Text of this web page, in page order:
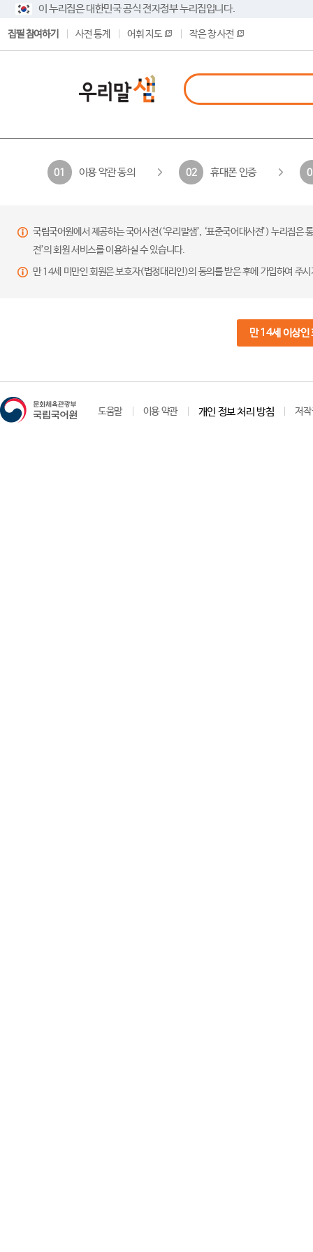
이 누리집은 대한민국 공식 전자정부 누리집입니다.
집필 참여하기 사전 통계 어휘 지도 작은 창 사전
01 이용 약관 동의 02 휴대폰 인증
국립국어원에서 제공하는 국어사전(‘우리말샘’, ‘표준국어대사전’) 누리집
전’의 회원 서비스를 이용하실 수 있습니다.
만 14세 미만인 회원은 보호자(법정대리인)의 동의를 받은 후에 가입하여 주
만 14세 이상인
도움말 이용 약관 개인 정보 처리 방침 저